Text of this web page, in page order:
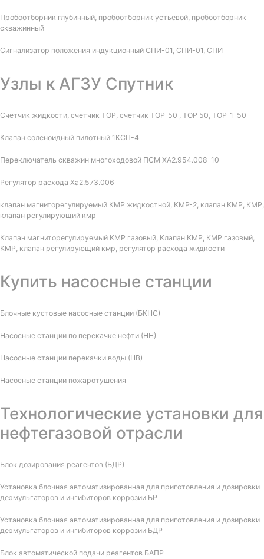
Пробоотборник глубинный, пробоотборник устьевой, пробоотборник
скважинный
Сигнализатор положения индукционный СПИ-01, СПИ-01, СПИ
Узлы к АГЗУ Спутник
Счетчик жидкости, счетчик ТОР, счетчик ТОР-50 , ТОР 50, ТОР-1-50
Клапан соленоидный пилотный 1КСП-4
Переключатель скважин многоходовой ПСМ ХА2.954.008-10
Регулятор расхода Ха2.573.006
клапан магниторегулируемый КМР жидкостной, КМР-2, клапан КМР, КМР,
клапан регулирующий кмр
Клапан магниторегулируемый КМР газовый, Клапан КМР, КМР газовый,
КМР, клапан регулирующий кмр, регулятор расхода жидкости
Купить насосные станции
Блочные кустовые насосные станции (БКНС)
Насосные станции по перекачке нефти (НН)
Насосные станции перекачки воды (НВ)
Насосные станции пожаротушения
Технологические установки для
нефтегазовой отрасли
Блок дозирования реагентов (БДР)
Установка блочная автоматизированная для приготовления и дозировки
деэмульгаторов и ингибиторов коррозии БР
Установка блочная автоматизированная для приготовления и дозировки
деэмульгаторов и ингибиторов коррозии БДР
Блок автоматической подачи реагентов БАПР